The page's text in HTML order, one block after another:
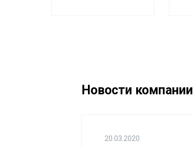
Новости компании
20.03.2020